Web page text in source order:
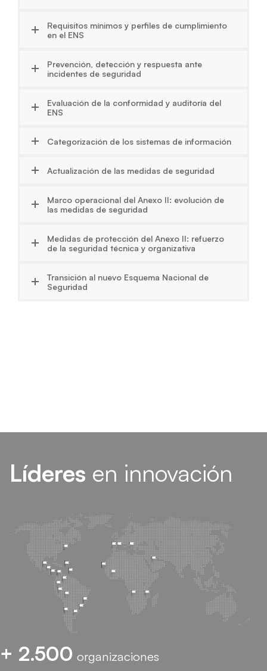
Requisitos mínimos y perfiles de cumplimiento
en el ENS
Prevención, detección y respuesta ante
incidentes de seguridad
Evaluación de la conformidad y auditoría del
ENS
Categorización de los sistemas de información
Actualización de las medidas de seguridad
Marco operacional del Anexo II: evolución de
las medidas de seguridad
Medidas de protección del Anexo II: refuerzo
de la seguridad técnica y organizativa
Transición al nuevo Esquema Nacional de
Seguridad
Líderes en innovación
+ 2.500 organizaciones